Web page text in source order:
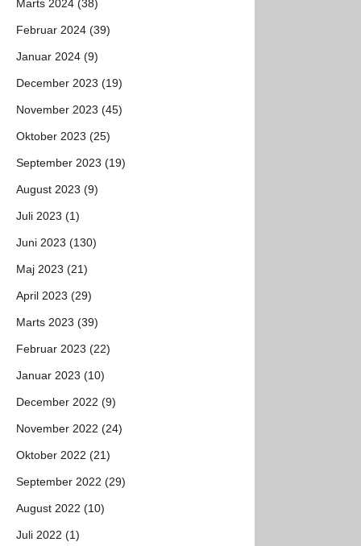
Marts 2024 (38)
Februar 2024 (39)
Januar 2024 (9)
December 2023 (19)
November 2023 (45)
Oktober 2023 (25)
September 2023 (19)
August 2023 (9)
Juli 2023 (1)
Juni 2023 (130)
Maj 2023 (21)
April 2023 (29)
Marts 2023 (39)
Februar 2023 (22)
Januar 2023 (10)
December 2022 (9)
November 2022 (24)
Oktober 2022 (21)
September 2022 (29)
August 2022 (10)
Juli 2022 (1)